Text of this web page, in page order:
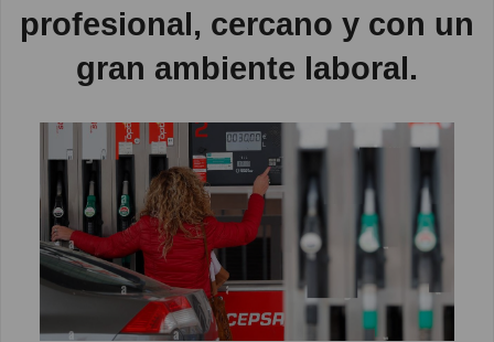
profesional, cercano y con un
gran ambiente laboral.